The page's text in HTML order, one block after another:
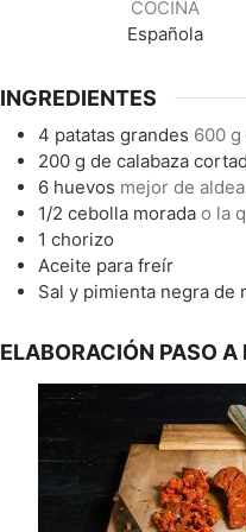
COCINA
Española
INGREDIENTES
4 patatas grandes 600 g
200 g de calabaza
6 huevos mejor de
1/2 cebolla morada o la
1 chorizo
Aceite para freír
Sal y pimienta negra de
ELABORACIÓN PASO A